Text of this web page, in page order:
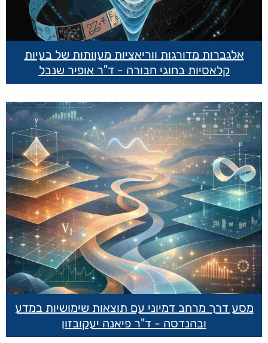
אלגברות מדורגות ווריאציות מעוותות של בעיות
קלאסיות בחוגי חבורה - ד"ר אופיר שנבל
מסע דרך מרחב דמיוני עם תוצאות שימושיות במדע
ובהנדסה - ד"ר פיאנה יעקובזון